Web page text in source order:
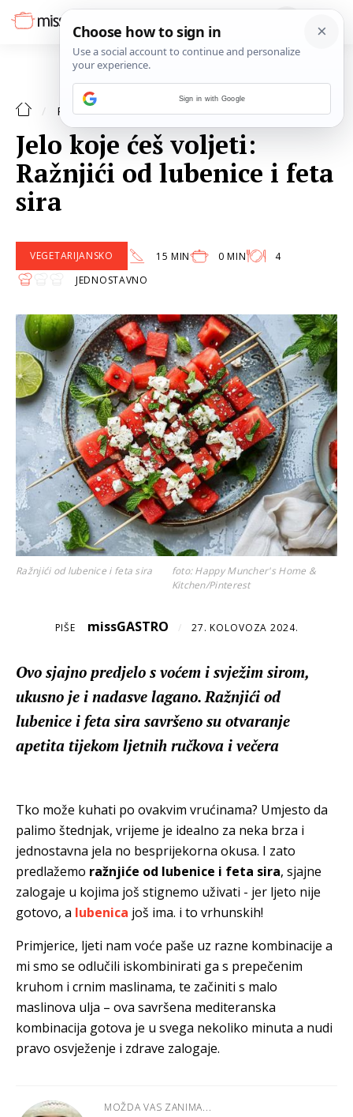
RECEPTI SALATA
Jelo koje ćeš voljeti:
Ražnjići od lubenice i feta
sira
VEGETARIJANSKO 15 MIN 0 MIN
4
JEDNOSTAVNO
Ražnjići od lubenice i feta sira
foto: Happy Muncher's Home &
Kitchen/Pinterest
PIŠE missGASTRO / 27. KOLOVOZA 2024.
Ovo sjajno predjelo s voćem i svježim sirom,
ukusno je i nadasve lagano. Ražnjići od
lubenice i feta sira savršeno su otvaranje
apetita tijekom ljetnih ručkova i večera
Tko može kuhati po ovakvim vrućinama? Umjesto da
palimo štednjak, vrijeme je idealno za neka brza i
jednostavna jela no besprijekorna okusa. I zato
predlažemo ražnjiće od lubenice i feta sira, sjajne
zalogaje u kojima još stignemo uživati - jer ljeto nije
gotovo, a lubenica još ima. i to vrhunskih!
Primjerice, ljeti nam voće paše uz razne kombinacije a
mi smo se odlučili iskombinirati ga s prepečenim
kruhom i crnim maslinama, te začiniti s malo
maslinova ulja – ova savršena mediteranska
kombinacija gotova je u svega nekoliko minuta a nudi
pravo osvježenje i zdrave zalogaje.
MOŽDA VAS ZANIMA...
Sign in with Google